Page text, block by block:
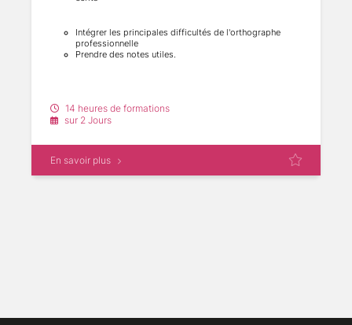
Intégrer les principales difficultés de l'orthographe
professionnelle
Prendre des notes utiles.
14 heures de formations
sur 2 Jours
En savoir plus